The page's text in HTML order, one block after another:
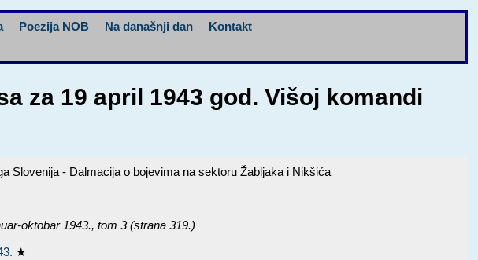
Poezija NOB Na današnji dan
Kontakt
za 19 april 1943 god. Višoj komandi
Slovenija - Dalmacija o bojevima na sektoru Žabljaka i Nikšića
oktobar 1943., tom 3 (strana 319.)
★